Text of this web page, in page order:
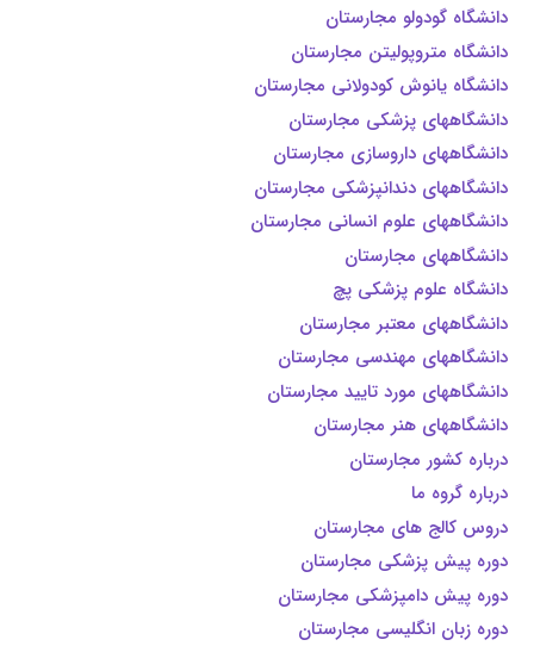
دانشگاه گودولو مجارستان
دانشگاه متروپولیتن مجارستان
دانشگاه یانوش کودولانی مجارستان
دانشگاههای پزشکی مجارستان
دانشگاههای داروسازی مجارستان
دانشگاههای دندانپزشکی مجارستان
دانشگاههای علوم انسانی مجارستان
دانشگاههای مجارستان
دانشگاه علوم پزشکی پچ
دانشگاههای معتبر مجارستان
دانشگاههای مهندسی مجارستان
دانشگاههای مورد تایيد مجارستان
دانشگاههای هنر مجارستان
درباره کشور مجارستان
درباره گروه ما
دروس کالج های مجارستان
دوره پیش پزشکی مجارستان
دوره پیش دامپزشکی مجارستان
دوره زبان انگلیسی مجارستان